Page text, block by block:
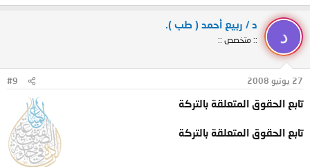
د
د / ربيع أحمد ( طب ).
:: متخصص ::
27 يونيو 2008 #9
تابع الحقوق المتعلقة بالتركة
تابع الحقوق المتعلقة بالتركة